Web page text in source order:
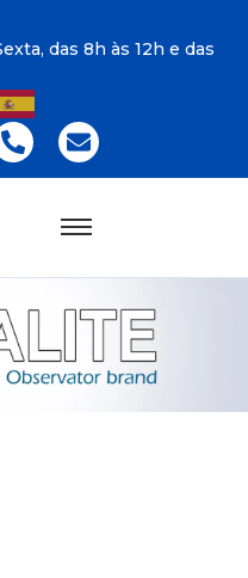
das 8h às 12h e das